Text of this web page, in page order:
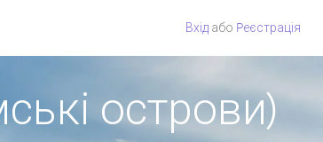
Вхід або Pеєстрація
острови)